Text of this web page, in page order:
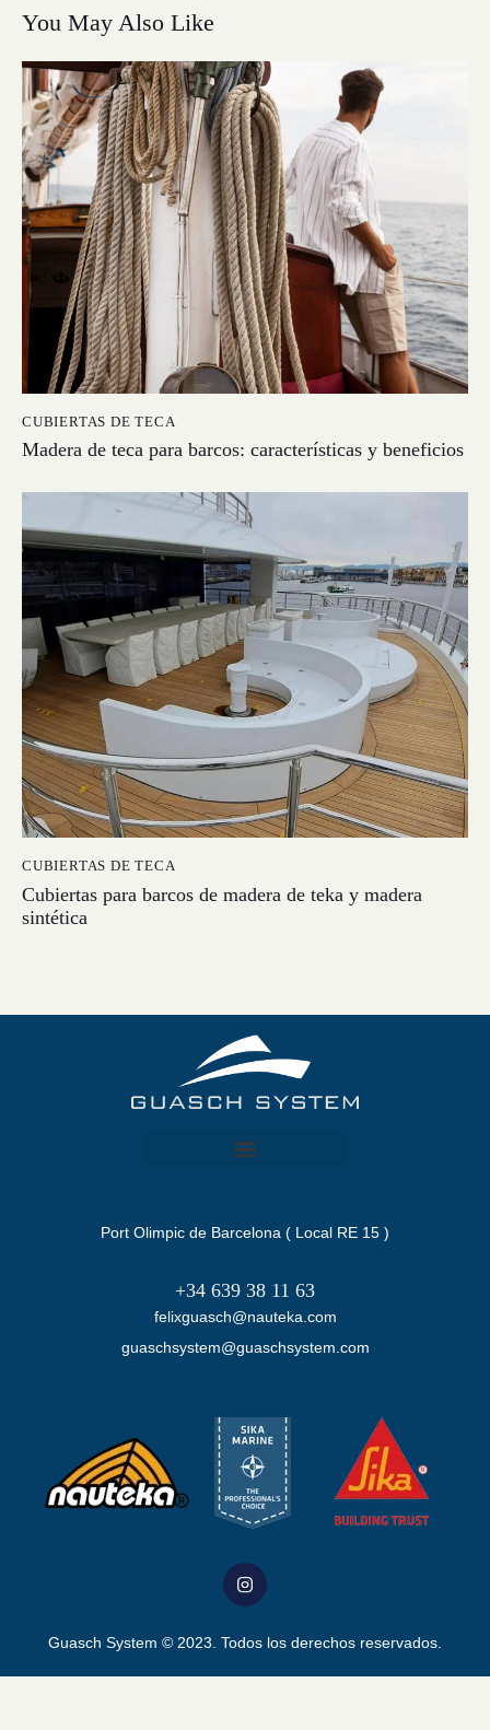
You May Also Like
CUBIERTAS DE TECA
Madera de teca para barcos: características y beneficios
CUBIERTAS DE TECA
Cubiertas para barcos de madera de teka y madera
sintética
Port Olimpic de Barcelona ( Local RE 15 )
+34 639 38 11 63
felixguasch@nauteka.com
guaschsystem@guaschsystem.com
Guasch System © 2023. Todos los derechos reservados.